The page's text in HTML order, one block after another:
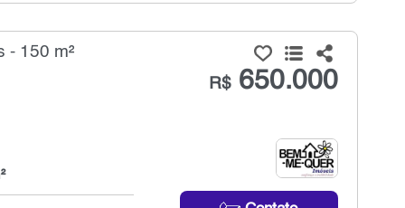
- 150 m²
R$650.000